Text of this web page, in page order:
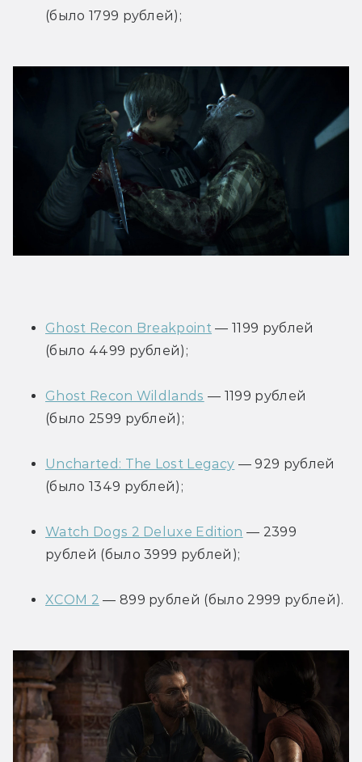
(было 1799 рублей);
Ghost Recon Breakpoint — 1199 рублей
(было 4499 рублей);
Ghost Recon Wildlands — 1199 рублей
(было 2599 рублей);
Uncharted: The Lost Legacy — 929 рублей
(было 1349 рублей);
Watch Dogs 2 Deluxe Edition — 2399
рублей (было 3999 рублей);
XCOM 2 — 899 рублей (было 2999 рублей).